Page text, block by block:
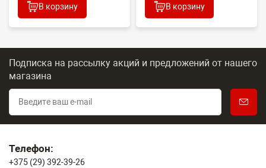
В корзину В корзину
Подписка на рассылку акций и предложений от нашего
магазина
Телефон:
+375 (29) 392-39-26